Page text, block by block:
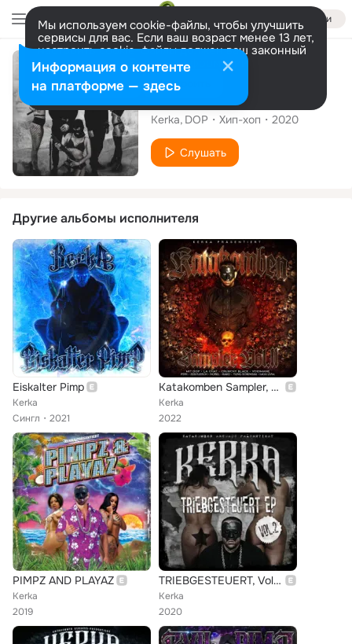
Войти
Мы используем cookie-файлы, чтобы улучшить
сервисы для вас. Если ваш возраст менее 13 лет,
настроить cookie-файлы должен ваш законный
представитель. Больше информации
Разрешить все Настроить
Сингл
JFK
Kerka DOP Хип-хоп 2020
Слушать
Другие альбомы исполнителя
Eiskalter Pimp
Kerka
Сингл
2021
Katakomben Sampler, Vol. 2
Kerka
2022
PIMPZ AND PLAYAZ
Kerka
2019
TRIEBGESTEUERT, Vol. 2
Kerka
2020
Информация о контенте
на платформе — здесь